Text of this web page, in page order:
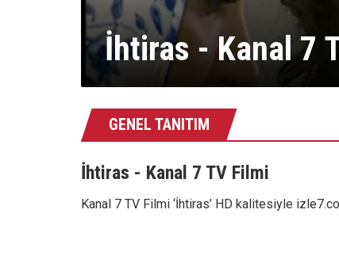
İhtiras - Kanal 7
GENEL TANITIM
İhtiras - Kanal 7 TV Filmi
Kanal 7 TV Filmi ‘İhtiras’ HD kalitesiyle